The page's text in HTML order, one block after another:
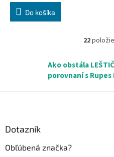
Do košíka
l
22
Ako obstála
porovnaní s Rupes
Dotazník
Obľúbená značka?